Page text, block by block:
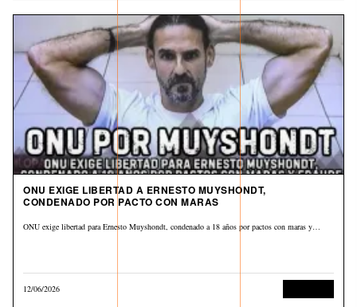
ONU EXIGE LIBERTAD A ERNESTO MUYSHONDT,
CONDENADO POR PACTO CON MARAS
ONU exige libertad para Ernesto Muyshondt, condenado a 18 años por pactos con maras y…
12/06/2026